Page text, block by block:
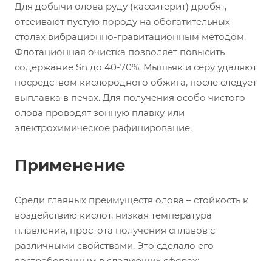
Для добычи олова руду (касситерит) дробят,
отсеивают пустую породу на обогатительных
столах вибрационно-гравитационным методом.
Флотационная очистка позволяет повысить
содержание Sn до 40-70%. Мышьяк и серу удаляют
посредством кислородного обжига, после следует
выплавка в печах. Для получения особо чистого
олова проводят зонную плавку или
электрохимическое рафинирование.
Применение
Среди главных преимуществ олова – стойкость к
воздействию кислот, низкая температура
плавления, простота получения сплавов с
различными свойствами. Это сделало его